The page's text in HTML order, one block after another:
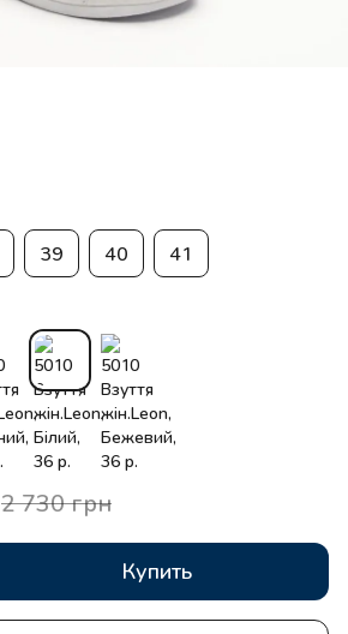
39 40 41
2 730 грн
Купить